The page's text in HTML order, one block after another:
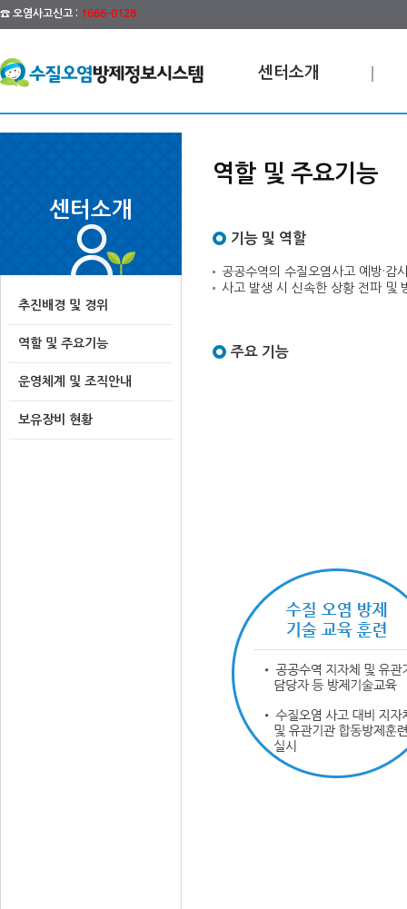
☎ 오염사고신고 : 1666-0128
센터소개
센터소개
추진배경 및 경위
역할 및 주요기능
운영체계 및 조직안내
보유장비 현황
역할 및 주요기능
기능 및 역할
공공수역의 수질오염사고 예방·감
사고 발생 시 신속한 상황 전파 및
주요 기능